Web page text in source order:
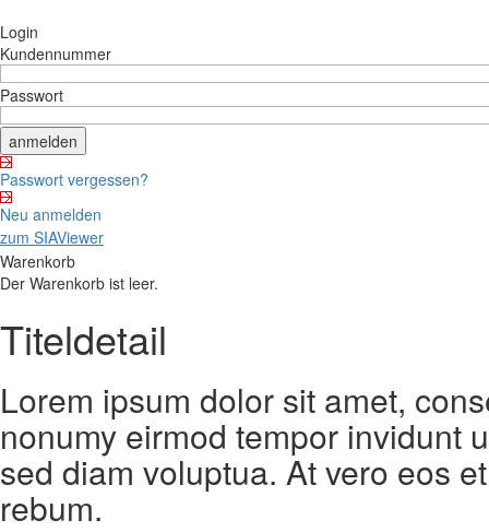
Login
Kundennummer
Passwort
Passwort vergessen?
Neu anmelden
zum SIAViewer
Warenkorb
Der Warenkorb ist leer.
Titeldetail
Lorem ipsum dolor sit amet,
nonumy eirmod tempor invidunt
sed diam voluptua. At vero eos
rebum.